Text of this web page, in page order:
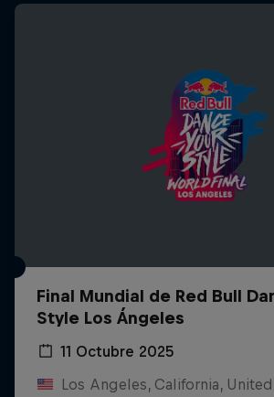
Final Mundial de Red Bull
Style Los Ángeles
11 Octubre 2025
Los Angeles, California,